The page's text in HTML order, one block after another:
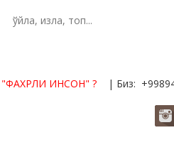
"ФАХРЛИ ИНСОН"? | Биз: